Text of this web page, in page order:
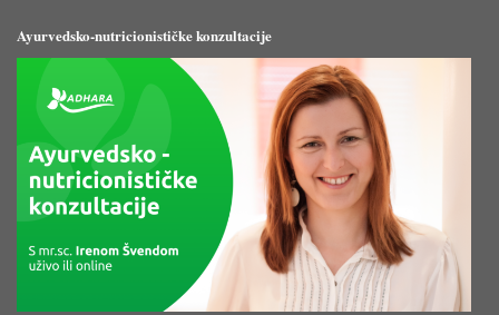
Ayurvedsko-nutricionističke konzultacije